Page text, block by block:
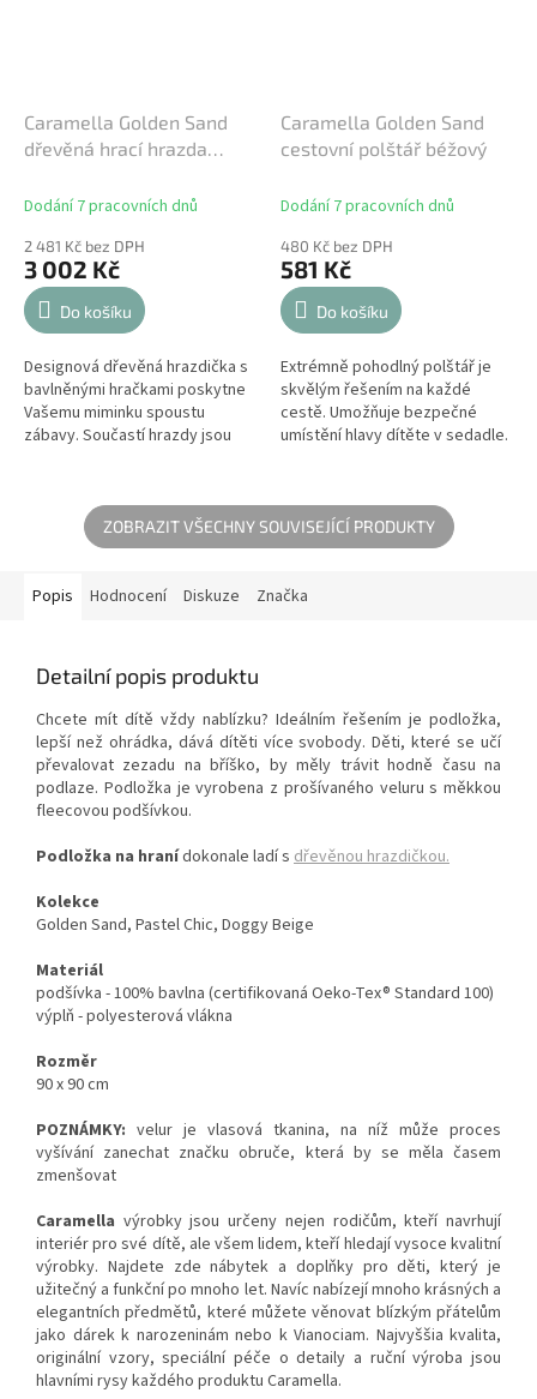
Caramella Golden Sand
dřevěná hrací hrazda
Dodání 7 pracovních dnů
2 481 Kč bez DPH
3 002 Kč
Do košíku
Designová dřevěná hrazdička s
bavlněnými hračkami poskytne
Vašemu miminku spoustu
zábavy. Součastí hrazdy jsou
Caramella Golden Sand
cestovní polštář béžový
Dodání 7 pracovních dnů
480 Kč bez DPH
581 Kč
Do košíku
Extrémně pohodlný polštář je
skvělým řešením na každé
cestě. Umožňuje bezpečné
umístění hlavy dítěte v sedadle.
vysoce...
ZOBRAZIT VŠECHNY SOUVISEJÍCÍ PRODUKTY
Popis Hodnocení Diskuze Značka
Detailní popis produktu
Chcete mít dítě vždy nablízku? Ideálním řešením je podložka,
lepší než ohrádka, dává dítěti více svobody. Děti, které se učí
převalovat zezadu na bříško, by měly trávit hodně času na
podlaze. Podložka je vyrobena z prošívaného veluru s měkkou
fleecovou podšívkou.
Podložka na hranídokonale ladí s dřevěnou hrazdičkou.
Kolekce
Golden Sand, Pastel Chic, Doggy Beige
Materiál
podšívka - 100% bavlna (certifikovaná Oeko-Tex® Standard 100)
výplň - polyesterová vlákna
Rozměr
90 x 90 cm
POZNÁMKY: velur je vlasová tkanina, na níž může proces
vyšívání zanechat značku obruče, která by se měla časem
zmenšovat
Caramella výrobky jsou určeny nejen rodičům, kteří navrhují
interiér pro své dítě, ale všem lidem, kteří hledají vysoce kvalitní
výrobky. Najdete zde nábytek a doplňky pro děti, který je
užitečný a funkční po mnoho let. Navíc nabízejí mnoho krásných a
elegantních předmětů, které můžete věnovat blízkým přátelům
jako dárek k narozeninám nebo k Vianociam. Najvyššia kvalita,
originální vzory, speciální péče o detaily a ruční výroba jsou
hlavními rysy každého produktu Caramella.